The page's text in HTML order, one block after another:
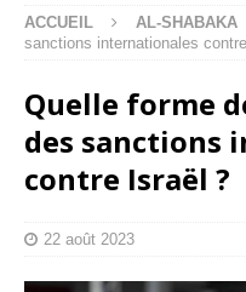
ACCUEIL AL-SHABAKA
sanctions internationales
Quelle forme
des sanctions
contre Israël ?
22 août 2023